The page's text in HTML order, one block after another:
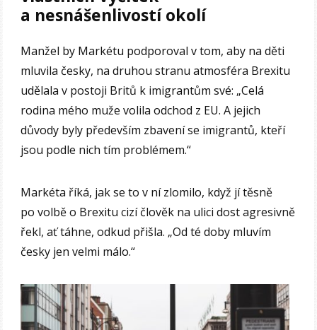
a nesnášenlivostí okolí
Manžel by Markétu podporoval v tom, aby na děti
mluvila česky, na druhou stranu atmosféra Brexitu
udělala v postoji Britů k imigrantům své: „Celá
rodina mého muže volila odchod z EU. A jejich
důvody byly především zbavení se imigrantů, kteří
jsou podle nich tím problémem.“
Markéta říká, jak se to v ní zlomilo, když jí těsně
po volbě o Brexitu cizí člověk na ulici dost agresivně
řekl, ať táhne, odkud přišla. „Od té doby mluvím
česky jen velmi málo.“